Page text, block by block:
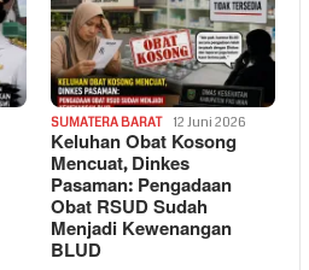
SUMATERA BARAT 12 Juni 2026
Keluhan Obat Kosong
Mencuat, Dinkes
Pasaman: Pengadaan
Obat RSUD Sudah
Menjadi Kewenangan
BLUD